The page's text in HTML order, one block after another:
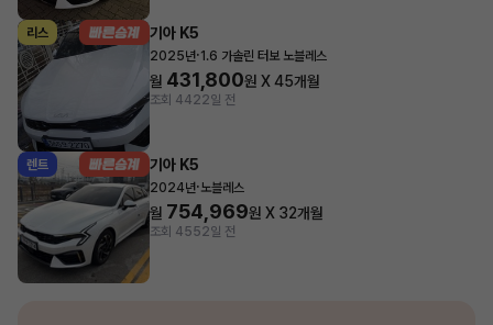
리스 기아 K5
2025년·1.6 가솔린 터보 노블레스
월 431,800원 X45개월
조회 4422일 전
렌트 기아 K5
2024년·노블레스
월 754,969원 X 32개월
조회 4552일 전